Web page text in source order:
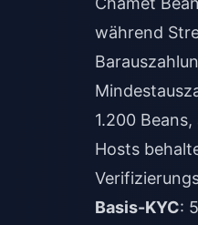
während
1.200
Hosts
Basis-KYC: